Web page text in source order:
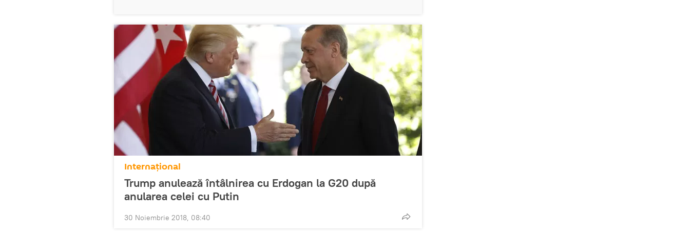
Internaţional
Trump anulează întâlnirea cu Erdogan la G20 după
anularea celei cu Putin
30 Noiembrie 2018, 08:40